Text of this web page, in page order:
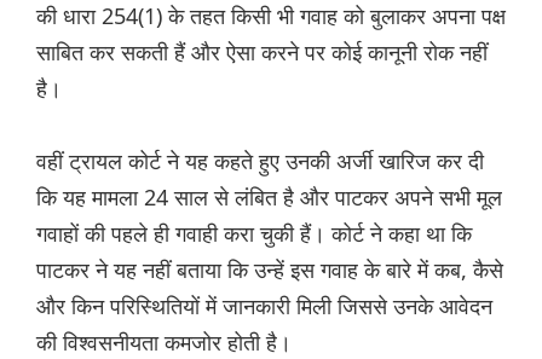
की धारा 254(1) के तहत किसी भी गवाह को बुलाकर अपना पक्ष
साबित कर सकती हैं और ऐसा करने पर कोई कानूनी रोक नहीं
है।
वहीं ट्रायल कोर्ट ने यह कहते हुए उनकी अर्जी खारिज कर दी
कि यह मामला 24 साल से लंबित है और पाटकर अपने सभी मूल
गवाहों की पहले ही गवाही करा चुकी हैं। कोर्ट ने कहा था कि
पाटकर ने यह नहीं बताया कि उन्हें इस गवाह के बारे में कब, कैसे
और किन परिस्थितियों में जानकारी मिली जिससे उनके आवेदन
की विश्वसनीयता कमजोर होती है।